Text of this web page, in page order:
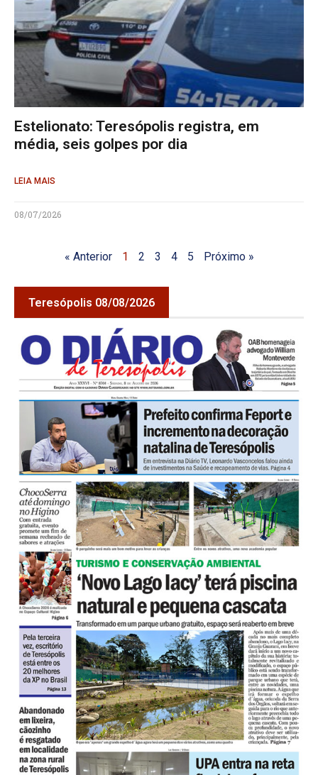
Estelionato: Teresópolis registra, em
média, seis golpes por dia
LEIA MAIS
08/07/2026
« Anterior 1 2 3 4 5 Próximo »
Teresópolis 08/08/2026